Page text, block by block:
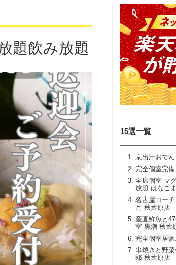
15選一覧
京出汁おで
完全個室完
全席個室 マ
放題 はなこ
名古屋コー
月 秋葉原店
産直鮮魚と
室 黒潮 秋葉
完全個室居
串焼きと野
郎 秋葉原店
題飲み放題